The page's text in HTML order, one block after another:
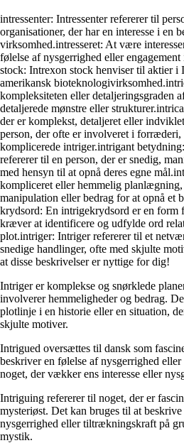
intressenter: Intressenter refererer til
organisationer, der har en interesse i en
virksomhed.intresseret: At være
følelse af nysgerrighed eller
stock: Intrexon stock henviser til aktier i
amerikansk
kompleksiteten eller detaljeringsgraden
detaljerede mønstre eller
der er komplekst, detaljeret eller
person, der ofte er involveret i
komplicerede intriger.intrigant
refererer til en person, der er snedig,
med hensyn til at opnå deres egne
kompliceret eller hemmelig
manipulation eller bedrag for at opnå et
krydsord: En intrigekrydsord er en form
kræver at identificere og udfylde ord
plot.intriger: Intriger refererer til et
snedige handlinger, ofte med skjulte
at disse beskrivelser er nyttige for dig!
Intriger er komplekse og snørklede
involverer hemmeligheder og bedrag.
plotlinje i en historie eller en situation,
skjulte motiver.
Intrigued oversættes til dansk som
beskriver en følelse af nysgerrighed
noget, der vækker ens interesse eller
Intriguing refererer til noget, der er
mysteriøst. Det kan bruges til at
nysgerrighed eller tiltrækningskraft på
mystik.